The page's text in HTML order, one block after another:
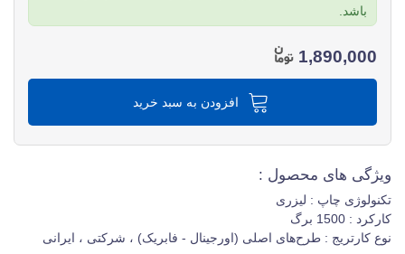
باشد.
1,890,000
افزودن به سبد خرید
ویژگی های محصول :
تکنولوژی چاپ : لیزری
کارکرد : 1500 برگ
نوع کارتریج : طرح‌های اصلی (اورجینال - فابریک) ، شرکتی ، ایرانی